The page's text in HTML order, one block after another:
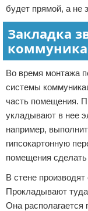
будет прямой, а не
Закладка
Во время монтажа
системы
часть помещения.
укладывают в нее
например,
гипсокартонную
помещения
В стене
Прокладывают
Она располагается